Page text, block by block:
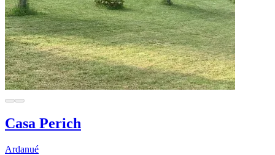
Casa Perich
Ardanué